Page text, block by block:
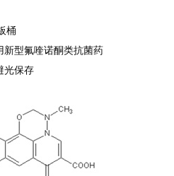
桶
新型氟喹诺酮类抗菌药
光保存